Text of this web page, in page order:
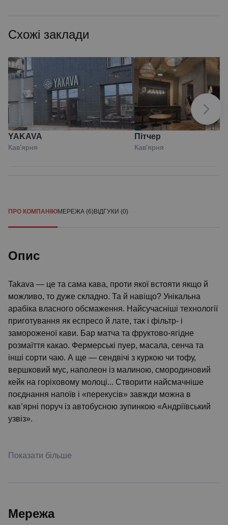
Схожі заклади
YAKAVA
Кав'ярня
Пітчер
Кав'ярня
ПРО КОМПАНІЮМЕРЕЖА (6)ВІДГУКИ (0)
Опис
Takava — це та сама кава, проти якої встояти якщо й
можливо, то дуже складно. Та й навіщо? Унікальна
арабіка власного обсмаження. Найсучасніші технології
приготування як еспресо й лате, так і фільтр- і
замороженої кави. Бар матча та фруктово-ягідне
розмаїття какао. Фермерські пуер, масала, сенча та
інші сорти чаю. А ще — сендвічі з куркою чи тофу,
вершковий мус, наполеон із малиною, смородиновий
кейк на горіховому молоці... Створити найсмачніше
поєднання напоїв і «перекусів» завжди можна в
кав’ярні поруч із автобусною зупинкою «Андріївський
узвіз».
Показати більше
Мережа